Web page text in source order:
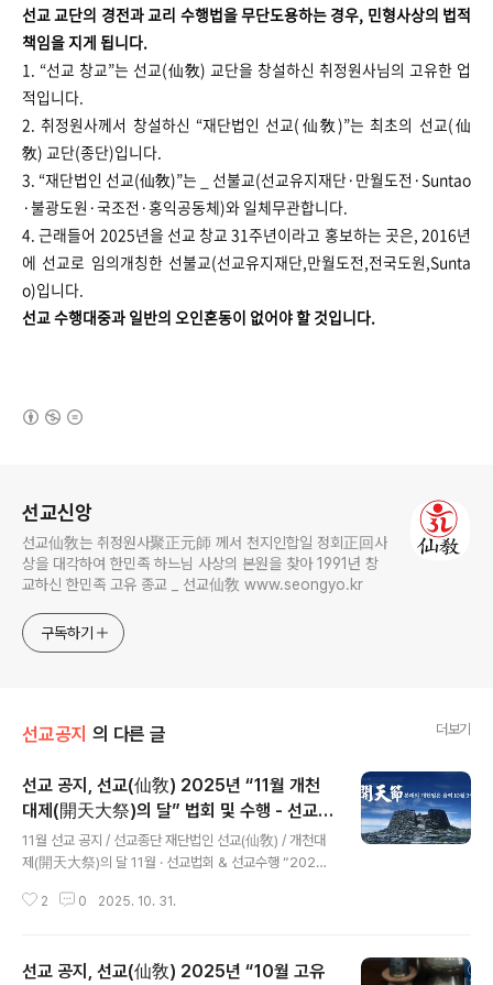
선교 교단의 경전과 교리 수행법을 무단도용하는 경우, 민형사상의 법적
책임을 지게 됩니다.
1. “선교 창교”는 선교(仙敎) 교단을 창설하신 취정원사님의 고유한 업
적입니다.
2. 취정원사께서 창설하신 “재단법인 선교(仙敎)”는 최초의 선교(仙
敎) 교단(종단)입니다.
3. “재단법인 선교(仙敎)”는 _ 선불교(선교유지재단·만월도전·Suntao
·불광도원·국조전·홍익공동체)와 일체무관합니다.
4. 근래들어 2025년을 선교 창교 31주년이라고 홍보하는 곳은, 2016년
에 선교로 임의개칭한 선불교(선교유지재단,만월도전,전국도원,Sunta
o)입니다.
선교 수행대중과 일반의 오인혼동이 없어야 할 것입니다.
선교신앙
선교仙敎는 취정원사聚正元師 께서 천지인합일 정회正回사
상을 대각하여 한민족 하느님 사상의 본원을 찾아 1991년 창
교하신 한민족 고유 종교 _ 선교仙敎 www.seongyo.kr
구독하기
선교공지 의 다른 글 더보기
선교 공지, 선교(仙敎) 2025년 “11월 개천
대제(開天大祭)의 달” 법회 및 수행 - 선교신
앙
11월 선교 공지 / 선교종단 재단법인 선교(仙敎) / 개천대
제(開天大祭)의 달 11월 · 선교법회 & 선교수행 “2025
58년 선기59년 선교창교34주년, 선교 포덕교화 월별공
4일 정회(正回) ※선교창교35년, 선교 창교주 취정원사님
2 0 2025. 10. 31.
선교 공지, 선교(仙敎) 2025년 “10월 고유